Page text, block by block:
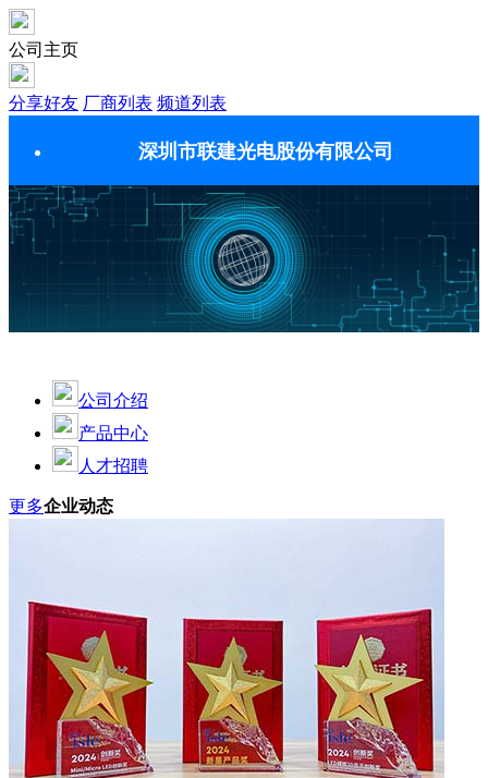
公司主页
分享好友 厂商列表 频道列表
深圳市联建光电股份有限公司
公司介绍
产品中心
人才招聘
更多企业动态